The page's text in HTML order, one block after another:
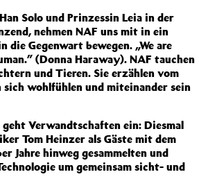
Solo und Prinzessin Leia in der
nehmen NAF uns mit in ein
Gegenwart bewegen. „We are
(Donna Haraway). NAF tauchen
und Tieren. Sie erzählen vom
wohlfühlen und miteinander sein
Verwandtschaften ein: Diesmal
Tom Heinzer als Gäste mit dem
Jahre hinweg gesammelten und
um gemeinsam sicht- und